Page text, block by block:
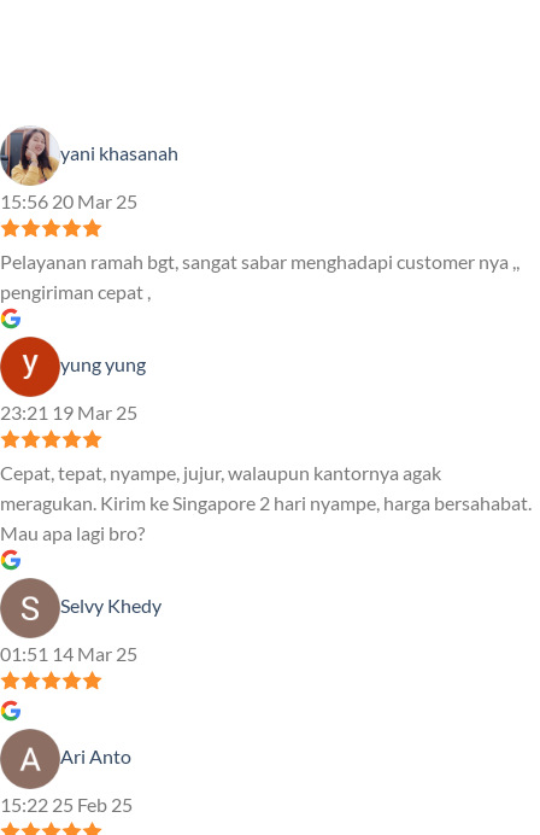
yani khasanah
15:56 20 Mar 25
Pelayanan ramah bgt, sangat sabar menghadapi customer nya ,,
pengiriman cepat ,
yung yung
23:21 19 Mar 25
Cepat, tepat, nyampe, jujur, walaupun kantornya agak
meragukan. Kirim ke Singapore 2 hari nyampe, harga bersahabat.
Mau apa lagi bro?
Selvy Khedy
01:51 14 Mar 25
Ari Anto
15:22 25 Feb 25